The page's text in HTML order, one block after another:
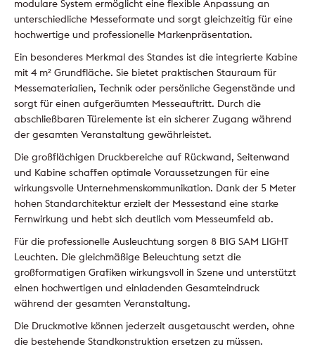
modulare System ermöglicht eine flexible Anpassung an
unterschiedliche Messeformate und sorgt gleichzeitig für eine
hochwertige und professionelle Markenpräsentation.
Ein besonderes Merkmal des Standes ist die integrierte Kabine
mit 4 m² Grundfläche. Sie bietet praktischen Stauraum für
Messematerialien, Technik oder persönliche Gegenstände und
sorgt für einen aufgeräumten Messeauftritt. Durch die
abschließbaren Türelemente ist ein sicherer Zugang während
der gesamten Veranstaltung gewährleistet.
Die großflächigen Druckbereiche auf Rückwand, Seitenwand
und Kabine schaffen optimale Voraussetzungen für eine
wirkungsvolle Unternehmenskommunikation. Dank der 5 Meter
hohen Standarchitektur erzielt der Messestand eine starke
Fernwirkung und hebt sich deutlich vom Messeumfeld ab.
Für die professionelle Ausleuchtung sorgen 8 BIG SAM LIGHT
Leuchten. Die gleichmäßige Beleuchtung setzt die
großformatigen Grafiken wirkungsvoll in Szene und unterstützt
einen hochwertigen und einladenden Gesamteindruck
während der gesamten Veranstaltung.
Die Druckmotive können jederzeit ausgetauscht werden, ohne
die bestehende Standkonstruktion ersetzen zu müssen.